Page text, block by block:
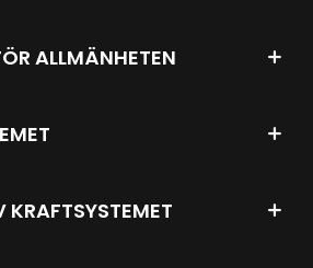
ALLMÄNHETEN